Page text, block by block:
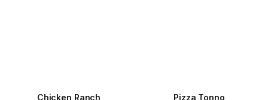
Chicken Ranch Pizza Tonno